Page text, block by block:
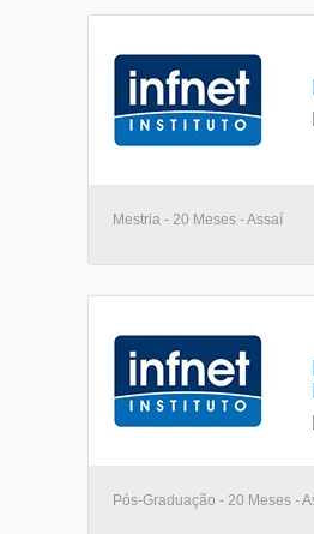
Mestria - 20 Meses - Assaí
Pós-Graduação - 20 Meses -